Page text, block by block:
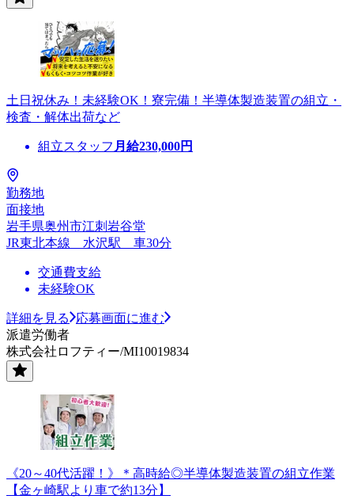
土日祝休み！未経験OK！寮完備！半導体製造装置の組立・
検査・解体出荷など
組立スタッフ 月給230,000円
勤務地
面接地
岩手県奥州市江刺岩谷堂
JR東北本線 水沢駅 車30分
交通費支給
未経験OK
詳細を見る
応募画面に進む
派遣労働者
株式会社ロフティー/MI10019834
《20～40代活躍！》＊高時給◎半導体製造装置の組立作業
【金ヶ崎駅より車で約13分】